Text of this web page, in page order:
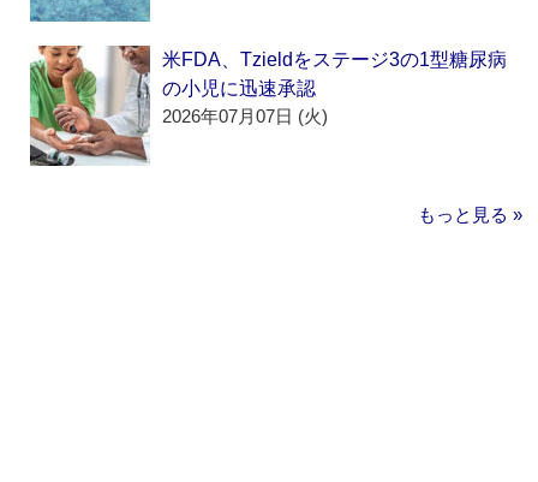
米FDA、Tzieldをステージ3の1型糖尿病
の小児に迅速承認
2026年07月07日 (火)
もっと見る »